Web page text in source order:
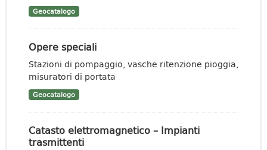
Geocatalogo
Opere speciali
Stazioni di pompaggio, vasche ritenzione pioggia,
misuratori di portata
Geocatalogo
Catasto elettromagnetico – Impianti
trasmittenti